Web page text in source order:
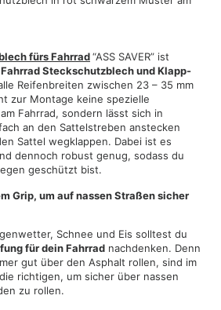
fürs Fahrrad“ASS SAVER” ist
Steckschutzblech und Klapp-
Reifenbreiten zwischen 23 – 35 mm
zur Montage keine spezielle
Fahrrad, sondern lässt sich in
an den Sattelstreben anstecken
Sattel wegklappen. Dabei ist es
dennoch robust genug, sodass du
geschützt bist.
Grip, um auf nassen Straßen sicher
Schnee und Eis solltest du
für dein Fahrrad nachdenken. Denn
gut über den Asphalt rollen, sind im
richtigen, um sicher über nassen
zu rollen.